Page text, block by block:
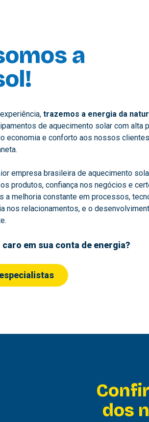
a
trazemos a energia da
de aquecimento solar com alta
economia e conforto aos nossos
empresa brasileira de aquecimento
produtos, confiança nos negócios e
a melhoria constante em processos,
nos relacionamentos, e o
em sua conta de energia?
dos